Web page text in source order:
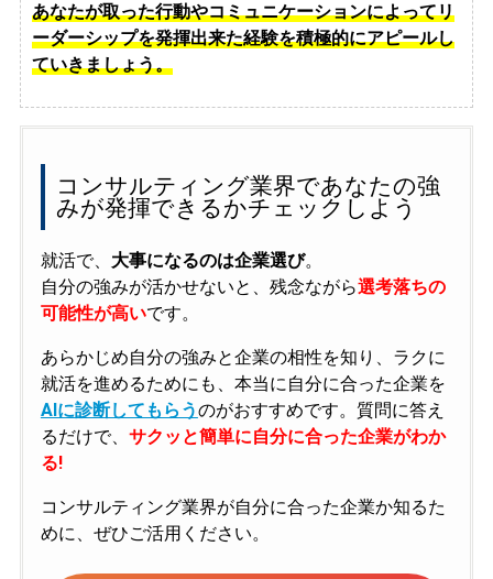
あなたが取った行動やコミュニケーションによってリ
ーダーシップを発揮出来た経験を積極的にアピールし
ていきましょう。
コンサルティング業界であなたの強
みが発揮できるかチェックしよう
就活で、 大事になるのは企業選び。
自分の強みが活かせないと、残念ながら選考落ちの
可能性が高いです。
あらかじめ自分の強みと企業の相性を知り、ラクに
就活を進めるためにも、本当に自分に合った企業を
AIに診断してもらうのがおすすめです。質問に答え
るだけで、 サクッと簡単に自分に合った企業がわか
る!
コンサルティング業界が自分に合った企業か知るた
めに、ぜひご活用ください。